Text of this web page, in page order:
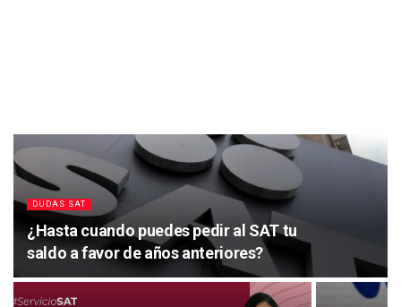
DUDAS SAT
¿Hasta cuando puedes pedir al SAT tu
saldo a favor de años anteriores?